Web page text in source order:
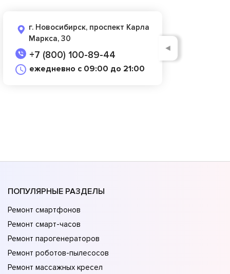
г. Новосибирск, проспект Карла
Маркса, 30
+7 (800) 100-89-44
ежедневно с 09:00 до 21:00
◄
ПОПУЛЯРНЫЕ РАЗДЕЛЫ
Ремонт смартфонов
Ремонт смарт-часов
Ремонт парогенераторов
Ремонт роботов-пылесосов
Ремонт массажных кресел